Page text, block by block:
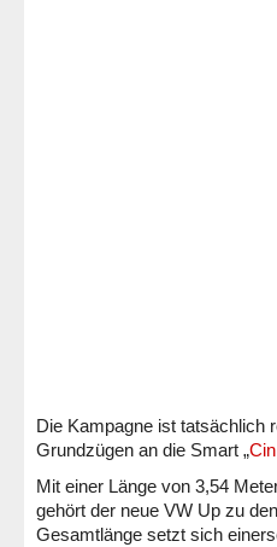
Die Kampagne ist tatsächlich
Grundzügen an die Smart „
Mit einer Länge von 3,54
gehört der neue VW Up zu
Gesamtlänge setzt sich